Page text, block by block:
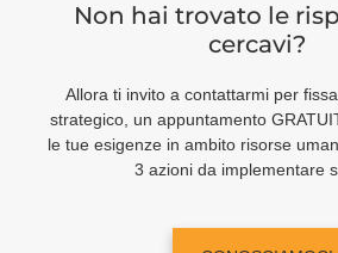
Non hai trovato le
cercavi?
Allora ti invito a contattarmi per
strategico, un appuntamento
le tue esigenze in ambito risorse
3 azioni da implementare